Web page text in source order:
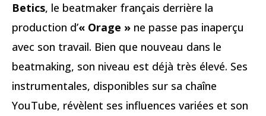
Betics, le beatmaker français derrière la
production d’« Orage » ne passe pas inaperçu
avec son travail. Bien que nouveau dans le
beatmaking, son niveau est déjà très élevé. Ses
instrumentales, disponibles sur sa chaîne
YouTube, révèlent ses influences variées et son